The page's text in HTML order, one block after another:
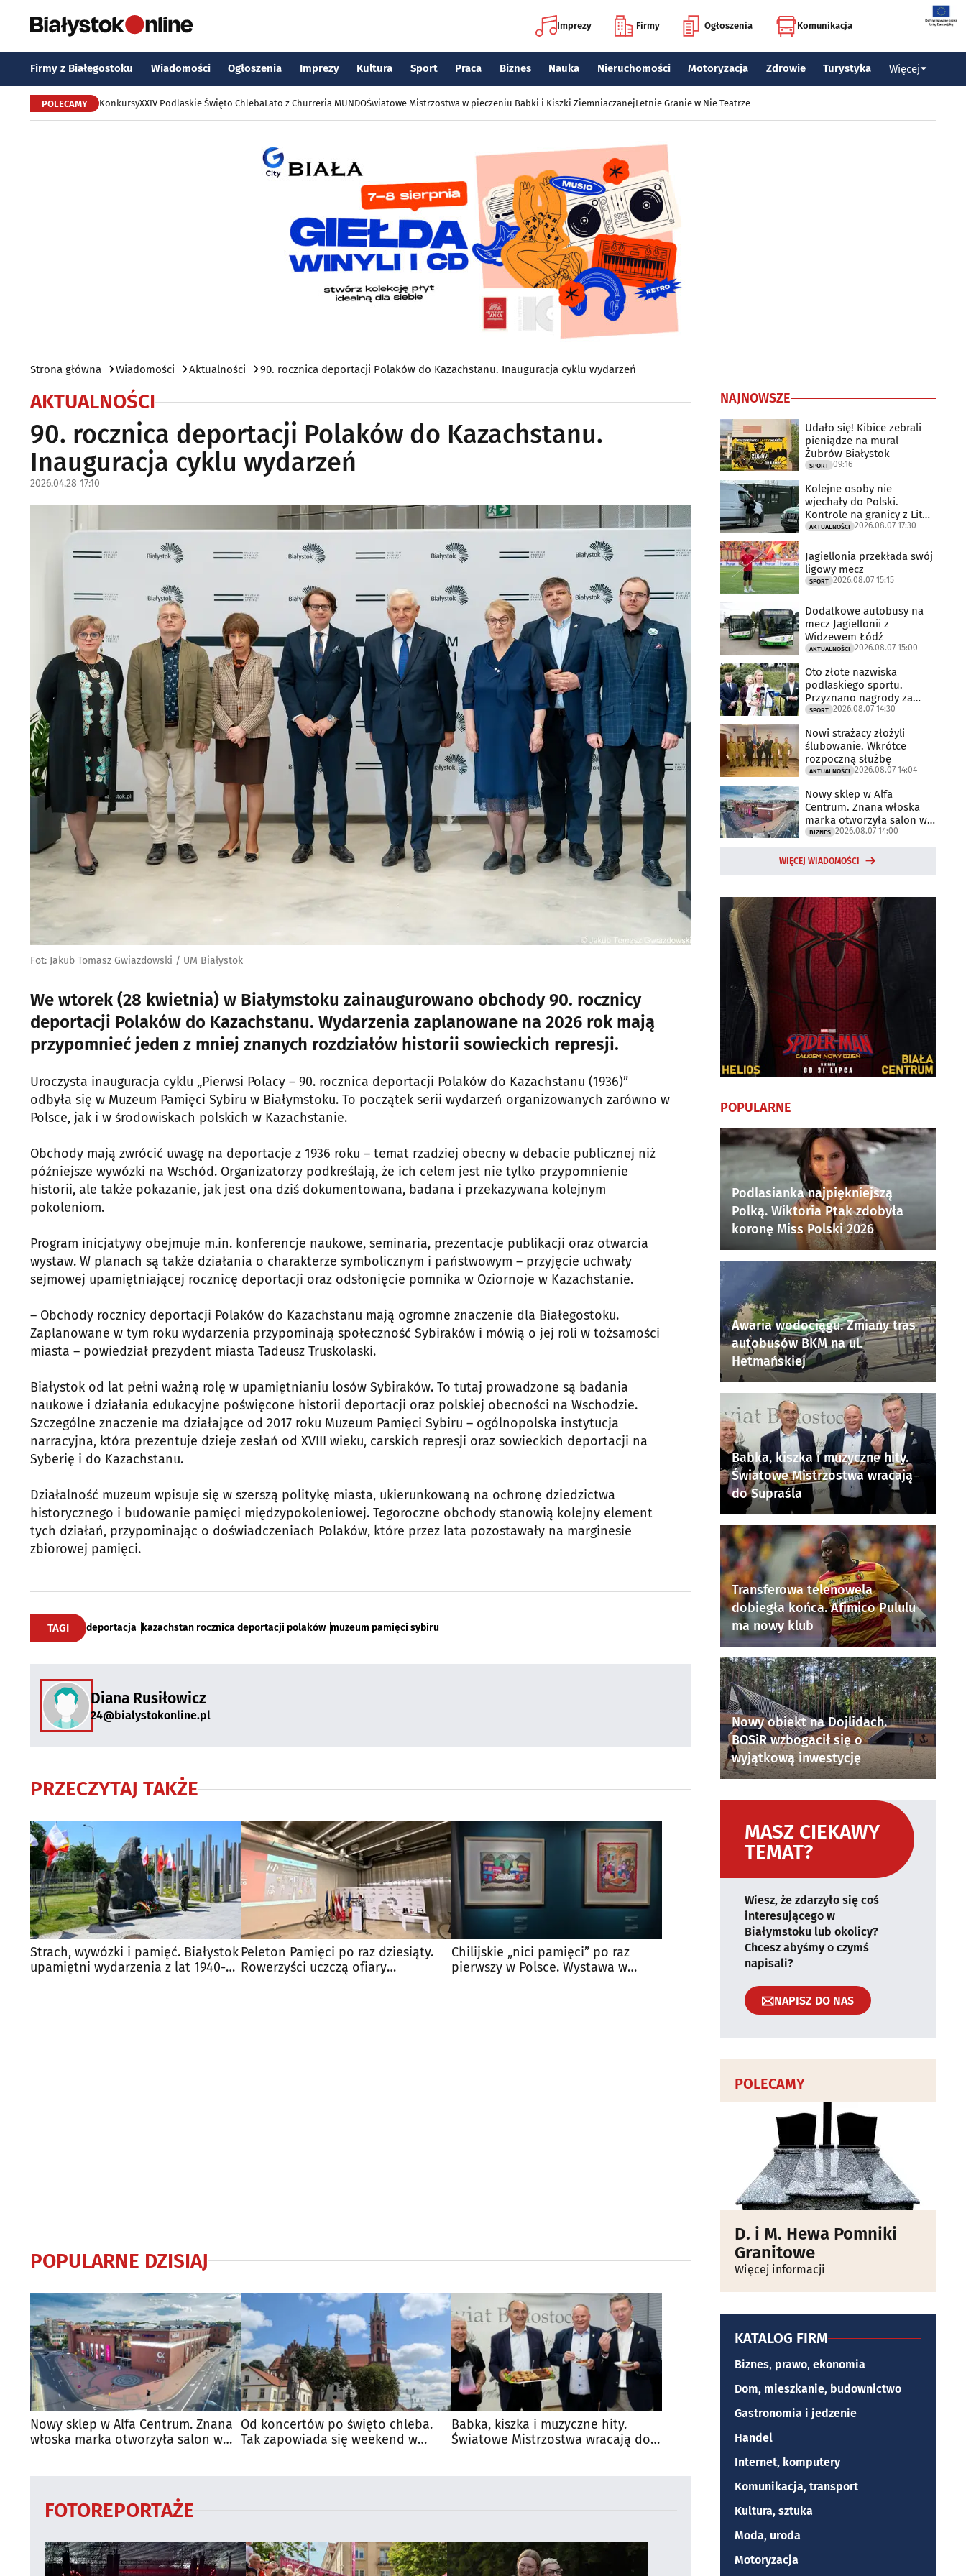
Imprezy Firmy Ogłoszenia Komunikacja
Firmy z Białegostoku Wiadomości Ogłoszenia Imprezy Kultura Sport Praca Biznes Nauka Nieruchomości Motoryzacja Zdrowie Turystyka Więcej
POLECAMY KonkursyXXIV Podlaskie Święto ChlebaLato z Churreria MUNDOŚwiatowe Mistrzostwa w pieczeniu Babki i Kiszki ZiemniaczanejLetnie Granie w Nie Teatrze
Strona główna Wiadomości Aktualności 90. rocznica deportacji Polaków do Kazachstanu. Inauguracja cyklu wydarzeń
AKTUALNOŚCI
90. rocznica deportacji Polaków do Kazachstanu.
Inauguracja cyklu wydarzeń
2026.04.28 17:10
Fot: Jakub Tomasz Gwiazdowski / UM Białystok
We wtorek (28 kwietnia) w Białymstoku zainaugurowano obchody 90. rocznicy
deportacji Polaków do Kazachstanu. Wydarzenia zaplanowane na 2026 rok mają
przypomnieć jeden z mniej znanych rozdziałów historii sowieckich represji.
Uroczysta inauguracja cyklu „Pierwsi Polacy – 90. rocznica deportacji Polaków do Kazachstanu (1936)”
odbyła się w Muzeum Pamięci Sybiru w Białymstoku. To początek serii wydarzeń organizowanych zarówno w
Polsce, jak i w środowiskach polskich w Kazachstanie.
Obchody mają zwrócić uwagę na deportacje z 1936 roku – temat rzadziej obecny w debacie publicznej niż
późniejsze wywózki na Wschód. Organizatorzy podkreślają, że ich celem jest nie tylko przypomnienie
historii, ale także pokazanie, jak jest ona dziś dokumentowana, badana i przekazywana kolejnym
pokoleniom.
Program inicjatywy obejmuje m.in. konferencje naukowe, seminaria, prezentacje publikacji oraz otwarcia
wystaw. W planach są także działania o charakterze symbolicznym i państwowym – przyjęcie uchwały
sejmowej upamiętniającej rocznicę deportacji oraz odsłonięcie pomnika w Oziornoje w Kazachstanie.
– Obchody rocznicy deportacji Polaków do Kazachstanu mają ogromne znaczenie dla Białegostoku.
Zaplanowane w tym roku wydarzenia przypominają społeczność Sybiraków i mówią o jej roli w tożsamości
miasta – powiedział prezydent miasta Tadeusz Truskolaski.
Białystok od lat pełni ważną rolę w upamiętnianiu losów Sybiraków. To tutaj prowadzone są badania
naukowe i działania edukacyjne poświęcone historii deportacji oraz polskiej obecności na Wschodzie.
Szczególne znaczenie ma działające od 2017 roku Muzeum Pamięci Sybiru – ogólnopolska instytucja
narracyjna, która prezentuje dzieje zesłań od XVIII wieku, carskich represji oraz sowieckich deportacji na
Syberię i do Kazachstanu.
Działalność muzeum wpisuje się w szerszą politykę miasta, ukierunkowaną na ochronę dziedzictwa
historycznego i budowanie pamięci międzypokoleniowej. Tegoroczne obchody stanowią kolejny element
tych działań, przypominając o doświadczeniach Polaków, które przez lata pozostawały na marginesie
zbiorowej pamięci.
TAGI deportacja kazachstan rocznica deportacji polaków muzeum pamięci sybiru
Diana Rusiłowicz
24@bialystokonline.pl
PRZECZYTAJ TAKŻE
Strach, wywózki i pamięć. Białystok
upamiętni wydarzenia z lat 1940-
Peleton Pamięci po raz dziesiąty.
Rowerzyści uczczą ofiary
Chilijskie „nici pamięci” po raz
pierwszy w Polsce. Wystawa w
POPULARNE DZISIAJ
Nowy sklep w Alfa Centrum. Znana
włoska marka otworzyła salon w
Od koncertów po święto chleba.
Tak zapowiada się weekend w
Babka, kiszka i muzyczne hity.
Światowe Mistrzostwa wracają do
FOTOREPORTAŻE
NAJNOWSZE
Udało się! Kibice zebrali
pieniądze na mural
Żubrów Białystok
SPORT 09:16
Kolejne osoby nie
wjechały do Polski.
Kontrole na granicy z Litwą
trwają
AKTUALNOŚCI 2026.08.07 17:30
Jagiellonia przekłada swój
ligowy mecz
SPORT 2026.08.07 15:15
Dodatkowe autobusy na
mecz Jagiellonii z
Widzewem Łódź
AKTUALNOŚCI 2026.08.07 15:00
Oto złote nazwiska
podlaskiego sportu.
Przyznano nagrody za
2025 rok
SPORT 2026.08.07 14:30
Nowi strażacy złożyli
ślubowanie. Wkrótce
rozpoczną służbę
AKTUALNOŚCI 2026.08.07 14:04
Nowy sklep w Alfa
Centrum. Znana włoska
marka otworzyła salon w
Białymstoku
BIZNES 2026.08.07 14:00
WIĘCEJ WIADOMOŚCI
POPULARNE
Podlasianka najpiękniejszą
Polką. Wiktoria Ptak zdobyła
koronę Miss Polski 2026
Awaria wodociągu. Zmiany tras
autobusów BKM na ul.
Hetmańskiej
Babka, kiszka i muzyczne hity.
Światowe Mistrzostwa wracają
do Supraśla
Transferowa telenowela
dobiegła końca. Afimico Pululu
ma nowy klub
Nowy obiekt na Dojlidach.
BOSiR wzbogacił się o
wyjątkową inwestycję
MASZ CIEKAWY
TEMAT?
Wiesz, że zdarzyło się coś
interesującego w
Białymstoku lub okolicy?
Chcesz abyśmy o czymś
napisali?
NAPISZ DO NAS
POLECAMY
D. i M. Hewa Pomniki
Granitowe
Więcej informacji
KATALOG FIRM
Biznes, prawo, ekonomia
Dom, mieszkanie, budownictwo
Gastronomia i jedzenie
Handel
Internet, komputery
Komunikacja, transport
Kultura, sztuka
Moda, uroda
Motoryzacja